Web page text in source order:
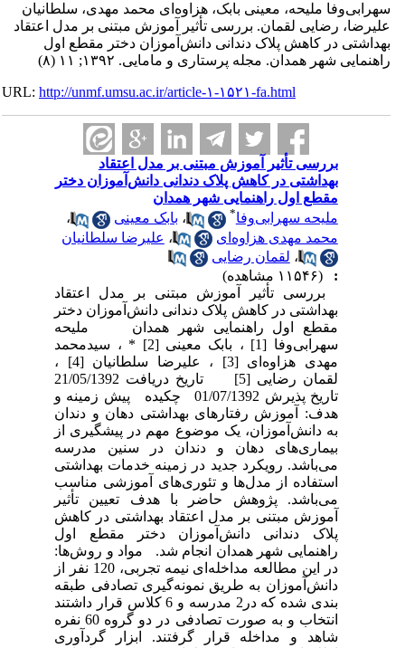
سهرابی‌وفا ملیحه، معینی بابک، هزاوه‌ای محمد مهدی، سلطانیان
علیرضا، رضایی لقمان. بررسی تأثیر آموزش مبتنی بر مدل اعتقاد
بهداشتی در کاهش پلاک دندانی دانش‌آموزان دختر مقطع اول
راهنمایی شهر همدان. مجله پرستاری و مامایی. ۱۳۹۲; ۱۱ (۸)
URL:http://unmf.umsu.ac.ir/article-۱-۱۵۲۱-fa.html
بررسی تأثیر آموزش مبتنی بر مدل اعتقاد
بهداشتی در کاهش پلاک دندانی دانش‌آموزان دختر
مقطع اول راهنمایی شهر همدان
ملیحه سهرابی‌وفا* ،بابک معینی
،
محمد مهدی هزاوه‌ای
،علیرضا سلطانیان
،لقمان رضایی
بررسی تأثیر آموزش مبتنی بر مدل اعتقاد
بهداشتی در کاهش پلاک دندانی دانش‌آموزان دختر
مقطع اول راهنمایی شهر همدان ملیحه
سهرابی‌وفا [1] ، بابک معینی [2] * ، سیدمحمد
مهدی هزاوه‌ای [3] ، علیرضا سلطانیان [4] ،
لقمان رضایی [5] تاریخ دریافت 21/05/1392
تاریخ پذیرش 01/07/1392 چکیده پیش زمینه و
هدف: آموزش رفتارهای بهداشتی دهان و دندان
به دانش‌آموزان، یک موضوع مهم در پیشگیری از
بیماری‌های دهان و دندان در سنین مدرسه
می‌باشد. رویکرد جدید در زمینه خدمات بهداشتی
استفاده از مدل‌ها و تئوری‌های آموزشی مناسب
می‌باشد. پژوهش حاضر با هدف تعیین تأثیر
آموزش مبتنی بر مدل اعتقاد بهداشتی در کاهش
پلاک دندانی دانش‌آموزان دختر مقطع اول
راهنمایی شهر همدان انجام شد. مواد و روش‌ها:
در این مطالعه مداخله‌ای نیمه تجربی، 120 نفر از
دانش‌آموزان به طریق نمونه‌گیری تصادفی طبقه
بندی شده که در2 مدرسه و 6 کلاس قرار داشتند
انتخاب و به صورت تصادفی در دو گروه 60 نفره
شاهد و مداخله قرار گرفتند. ابزار گردآوری